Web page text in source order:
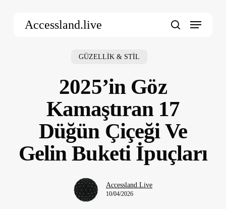
Accessland.live Menu
GÜZELLİK & STİL
2025’in Göz
Kamaştıran 17
Düğün Çiçeği Ve
Gelin Buketi İpuçları
Accessland.Live
10/04/2026